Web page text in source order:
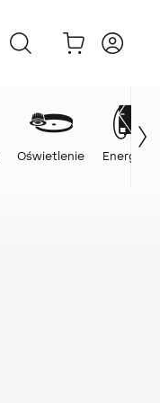
Oświetlenie Energia